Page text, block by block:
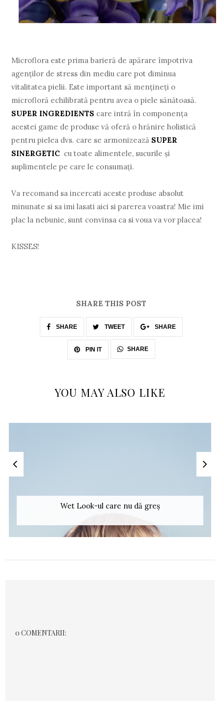
Microflora este prima barieră de apărare împotriva
agenților de stress din mediu care pot diminua
vitalitatea pielii. Este important să mențineți o
microfloră echilibrată pentru avea o piele sănătoasă.
SUPER INGREDIENTS care intră în componența
acestei game de produse vă oferă o hrănire holistică
pentru pielea dvs. care se armonizează SUPER
SINERGETIC cu toate alimentele, sucurile și
suplimentele pe care le consumați.
Va recomand sa incercati aceste produse absolut
minunate si sa imi lasati aici si parerea voastra! Mie imi
plac la nebunie, sunt convinsa ca si voua va vor placea!
KISSES!
SHARE THIS POST
SHARE TWEET SHARE
PIN IT SHARE
YOU MAY ALSO LIKE
Wet Look-ul care nu dă greș
0 COMENTARII: